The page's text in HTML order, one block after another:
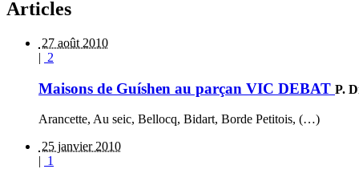
Articles
27 août 2010
| 2
Maisons de Guíshen au parçan VIC DEBAT P.
Arancette, Au seic, Bellocq, Bidart, Borde Petitois, (…)
25 janvier 2010
| 1